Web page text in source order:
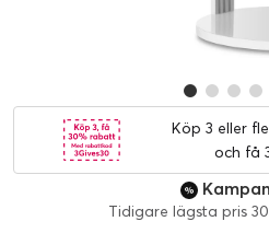
Köp 3 eller
och få
Tidigare lägsta pris